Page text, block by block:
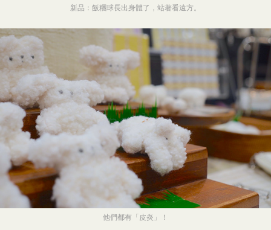
新品：飯糰球長出身體了，站著看遠方。
他們都有「皮炎」！